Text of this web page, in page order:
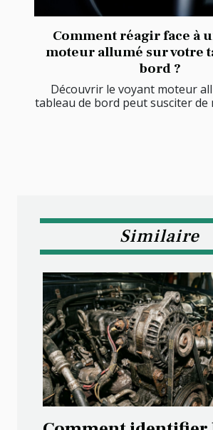
Comment réagir face à
moteur allumé sur votre
bord ?
Découvrir le voyant moteur
tableau de bord peut susciter de
Similaire